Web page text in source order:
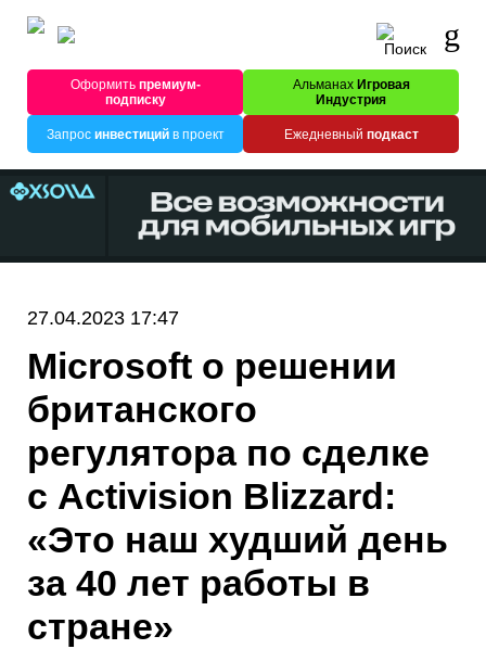
Оформитьпремиум-
подписку
Альманах Игровая
Индустрия
Запрос инвестицийв проект Ежедневный подкаст
27.04.2023 17:47
Microsoft о решении
британского
регулятора по сделке
с Activision Blizzard:
«Это наш худший день
за 40 лет работы в
стране»